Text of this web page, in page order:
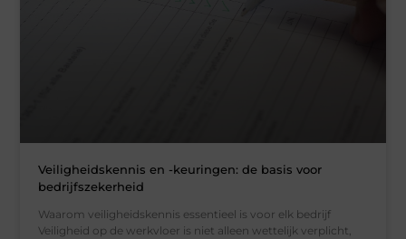
Veiligheidskennis en -keuringen: de basis voor
bedrijfszekerheid
Waarom veiligheidskennis essentieel is voor elk bedrijf
Veiligheid op de werkvloer is niet alleen wettelijk verplicht,